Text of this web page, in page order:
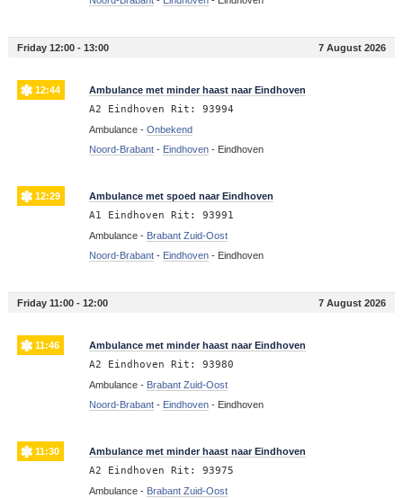
Friday 12:00 - 13:00 7 August 2026
12:44 Ambulance met minder haast naar Eindhoven
A2 Eindhoven Rit: 93994
Ambulance - Onbekend
Noord-Brabant- Eindhoven- Eindhoven
12:29 Ambulance met spoed naar Eindhoven
A1 Eindhoven Rit: 93991
Ambulance - Brabant Zuid-Oost
Noord-Brabant- Eindhoven- Eindhoven
Friday 11:00 - 12:00 7 August 2026
11:46 Ambulance met minder haast naar Eindhoven
A2 Eindhoven Rit: 93980
Ambulance - Brabant Zuid-Oost
Noord-Brabant- Eindhoven- Eindhoven
11:30 Ambulance met minder haast naar Eindhoven
A2 Eindhoven Rit: 93975
Ambulance - Brabant Zuid-Oost